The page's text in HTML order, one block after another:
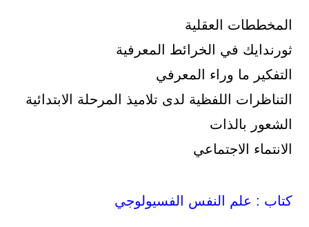
المخططات العقلية
ثورندايك في الخرائط المعرفية
التفكير ما وراء المعرفي
التناظرات اللفظية لدى تلاميذ المرحلة الابتدائية
الشعور بالذات
الانتماء الاجتماعي
كتاب : علم النفس الفسيولوجي